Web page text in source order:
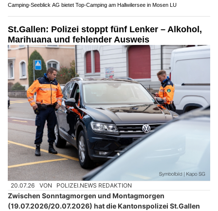
Camping-Seeblick AG bietet Top-Camping am Hallwilersee in Mosen LU
St.Gallen: Polizei stoppt fünf Lenker – Alkohol,
Marihuana und fehlender Ausweis
20.07.26 VON POLIZEI.NEWS REDAKTION
Zwischen Sonntagmorgen und Montagmorgen
(19.07.2026/20.07.2026) hat die Kantonspolizei St.Gallen